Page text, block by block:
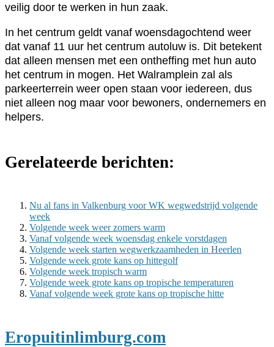
veilig door te werken in hun zaak.
In het centrum geldt vanaf woensdagochtend weer
dat vanaf 11 uur het centrum autoluw is. Dit betekent
dat alleen mensen met een ontheffing met hun auto
het centrum in mogen. Het Walramplein zal als
parkeerterrein weer open staan voor iedereen, dus
niet alleen nog maar voor bewoners, ondernemers en
helpers.
Gerelateerde berichten:
Nu al fans in Valkenburg voor WK wegwedstrijd volgende
week
Volgende week weer zomers warm
Vanaf volgende week woensdag enkele vorstdagen
Volgende week starten wegwerkzaamheden in Heerlen
Volgende week grote kans op hittegolf
Volgende week tropisch warm
Volgende week grote kans op tropische temperaturen
Vanaf volgende week grote kans op tropische hitte
Eropuitinlimburg.com